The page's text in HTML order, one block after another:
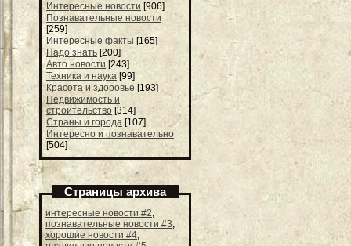
Интересные новости [906]
Познавательные новости
[259]
Интересные факты [165]
Надо знать [200]
Авто новости [243]
Техника и наука [99]
Красота и здоровье [193]
Недвижимость и
строительство [314]
Страны и города [107]
Интересно и познавательно
[504]
Страницы архива
интересные новости #2,
познавательные новости #3,
хорошие новости #4,